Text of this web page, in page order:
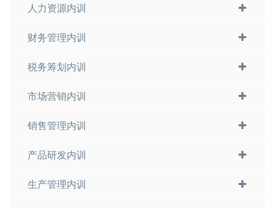
人力资源内训
财务管理内训
税务筹划内训
市场营销内训
销售管理内训
产品研发内训
生产管理内训